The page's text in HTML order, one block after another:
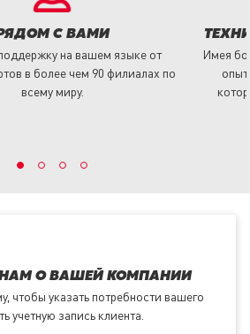
С ВАМИ
на вашем языке от
в более чем 90 филиалах по
всему миру.
Имея
О ВАШЕЙ КОМПАНИИ
чтобы указать потребности вашего
учетную запись клиента.